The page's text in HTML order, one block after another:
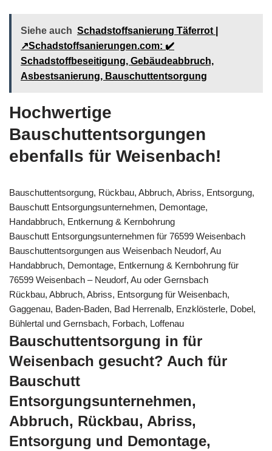
Siehe auch Schadstoffsanierung Täferrot |
↗️Schadstoffsanierungen.com: ✔️
Schadstoffbeseitigung, Gebäudeabbruch,
Asbestsanierung, Bauschuttentsorgung
Hochwertige
Bauschuttentsorgungen
ebenfalls für Weisenbach!
Bauschuttentsorgung, Rückbau, Abbruch, Abriss, Entsorgung,
Bauschutt Entsorgungsunternehmen, Demontage,
Handabbruch, Entkernung & Kernbohrung
Bauschutt Entsorgungsunternehmen für 76599 Weisenbach
Bauschuttentsorgungen aus Weisenbach Neudorf, Au
Handabbruch, Demontage, Entkernung & Kernbohrung für
76599 Weisenbach – Neudorf, Au oder Gernsbach
Rückbau, Abbruch, Abriss, Entsorgung für Weisenbach,
Gaggenau, Baden-Baden, Bad Herrenalb, Enzklösterle, Dobel,
Bühlertal und Gernsbach, Forbach, Loffenau
Bauschuttentsorgung in für
Weisenbach gesucht? Auch für
Bauschutt
Entsorgungsunternehmen,
Abbruch, Rückbau, Abriss,
Entsorgung und Demontage,